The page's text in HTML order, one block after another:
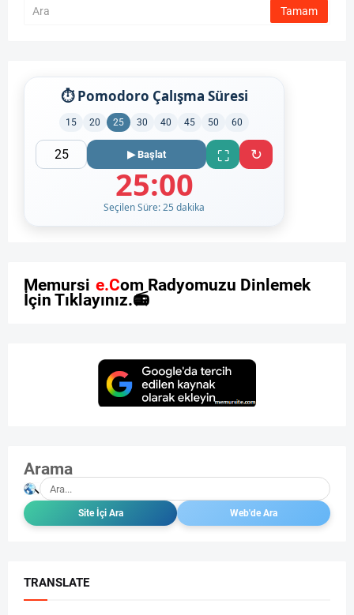
⏱ Pomodoro Çalışma Süresi
15 20 25 30 40 45 50 60
▶ Başlat ⛶ ↻
25:00
Seçilen Süre: 25 dakika
Memursi e.Com Radyomuzu Din emek
çin Tı kl ayınız.
Arama
TRANSLATE